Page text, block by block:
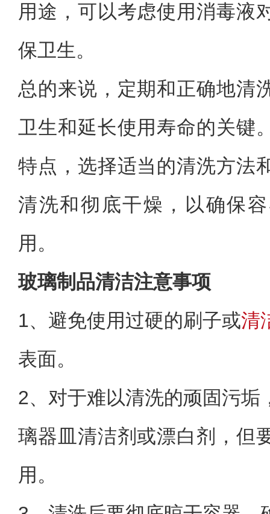
用途，可以考虑使用消毒液
保卫生。
总的来说，定期和正确地清
卫生和延长使用寿命的关键
特点，选择适当的清洗方法
清洗和彻底干燥，以确保
用。
玻璃制品清洁注意事项
1、 避免使用过硬的刷子或清
表面。
2、 对于难以清洗的顽固污垢
璃器皿清洁剂或漂白剂，但
用。